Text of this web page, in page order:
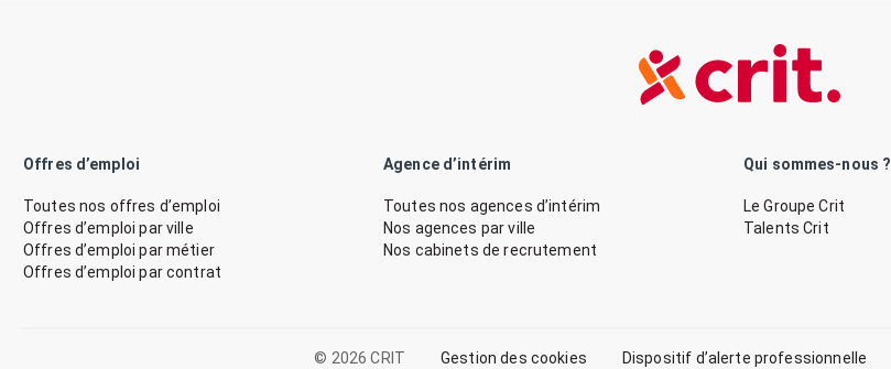
Offres d’emploi
Toutes nos offres d’emploi
Offres d’emploi par ville
Offres d’emploi par métier
Offres d’emploi par contrat
Agence d’intérim
Toutes nos agences d’intérim
Nos agences par ville
Nos cabinets de recrutement
Qui sommes-nous ?
Le Groupe Crit
Talents Crit
© 2026 CRIT Gestion des cookies Dispositif d’alerte professionnelle